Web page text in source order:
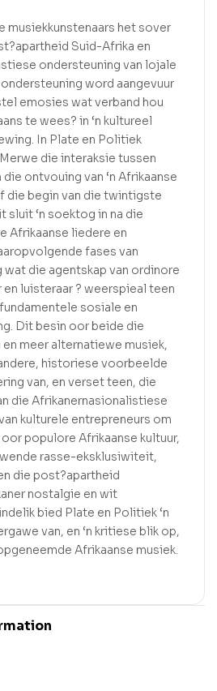
musiekkunstenaars het sover
Suid-Afrika en
ondersteuning van lojale
word aangevuur
emosies wat verband hou
te wees? in ‘n kultureel
In Plate en Politiek
die interaksie tussen
ontvouing van ‘n Afrikaanse
die begin van die twintigste
sluit ‘n soektog in na die
Afrikaanse liedere en
fases van
die agentskap van ordinore
en luisteraar ? weerspieal teen
sosiale en
Dit besin oor beide die
meer alternatiewe musiek,
historiese voorbeelde
van, en verset teen, die
die Afrikanernasionalistiese
kulturele entrepreneurs om
populore Afrikaanse kultuur,
rasse-eksklusiwiteit,
die post?apartheid
nostalgie en wit
bied Plate en Politiek ‘n
van, en ‘n kritiese blik op,
Afrikaanse musiek.